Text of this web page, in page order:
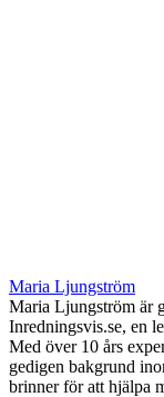
Maria Ljungström
Maria Ljungström är
Inredningsvis.se, en
Med över 10 års
gedigen bakgrund
brinner för att hjälpa